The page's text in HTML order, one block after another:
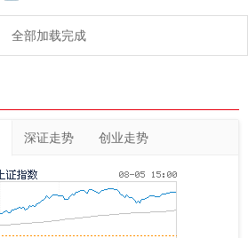
杠杆资金的
全部加载完成
深证走势 创业走势